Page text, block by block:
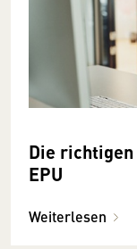
Die
EPU
Weiterlesen